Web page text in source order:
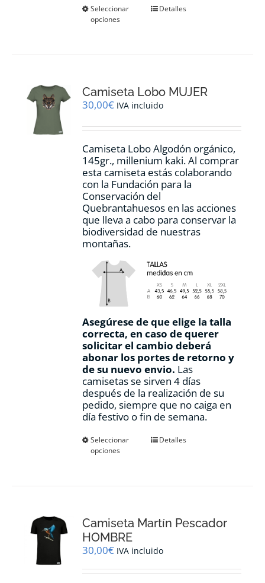
Seleccionar
opciones
Este
se
pueden
en
página
de
producto
Detalles
Camiseta Lobo MUJER
30,00€ IVA incluido
Camiseta Lobo Algodón orgánico,
145gr., millenium kaki. Al comprar
esta camiseta estás colaborando
con la Fundación para la
Conservación del
Quebrantahuesos en las acciones
que lleva a cabo para conservar la
biodiversidad de nuestras
montañas.
Asegúrese de que elige la talla
correcta, en caso de querer
solicitar el cambio deberá
abonar los portes de retorno y
de su nuevo envio. Las
camisetas se sirven 4 días
después de la realización de su
pedido, siempre que no caiga en
día festivo o fin de semana.
Seleccionar
opciones
Este
se
elegir
la
Detalles
Camiseta Martín Pescador
HOMBRE
30,00€ IVA incluido